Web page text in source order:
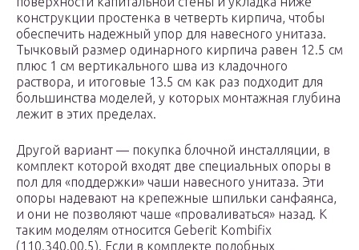
конструкции простенка в четверть кирпича, чтобы
обеспечить надежный упор для навесного унитаза.
Тычковый размер одинарного кирпича равен 12.5 см
плюс 1 см вертикального шва из кладочного
раствора, и итоговые 13.5 см как раз подходит для
большинства моделей, у которых монтажная глубина
лежит в этих пределах.
Другой вариант — покупка блочной инсталляции, в
комплект которой входят две специальных опоры в
пол для «поддержки» чаши навесного унитаза. Эти
опоры надевают на крепежные шпильки санфаянса,
и они не позволяют чаше «проваливаться» назад. К
таким моделям относится Geberit Kombifix
(110.340.00.5). Если в комплекте подобных